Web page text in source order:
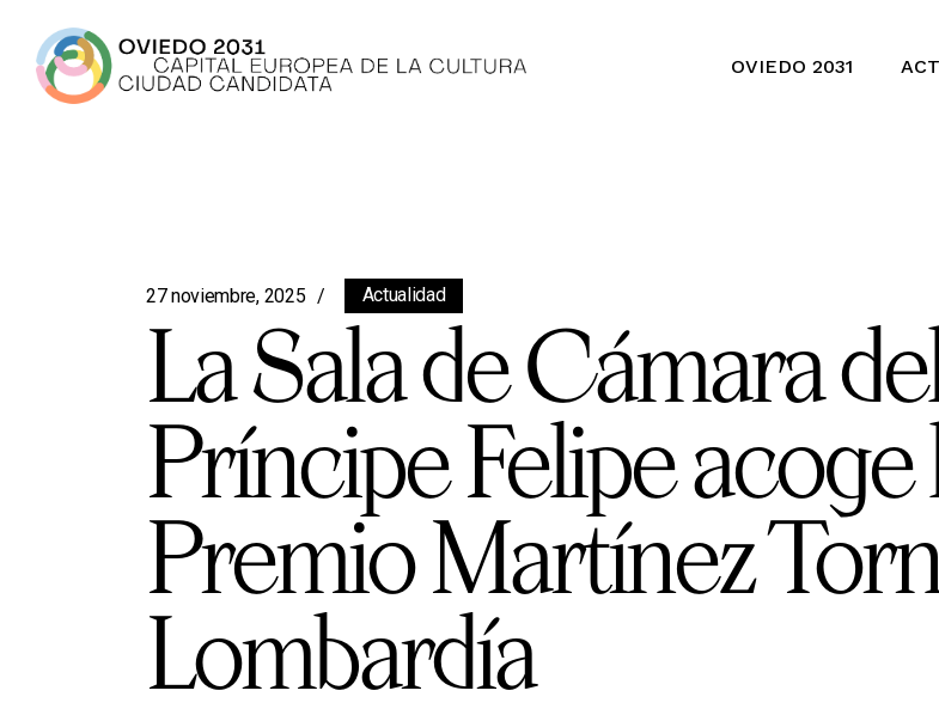
OVIEDO 2031
27 noviembre, 2025 Actualidad
La Sala de Cámara
Príncipe Felipe
Premio Martínez
Lombardía